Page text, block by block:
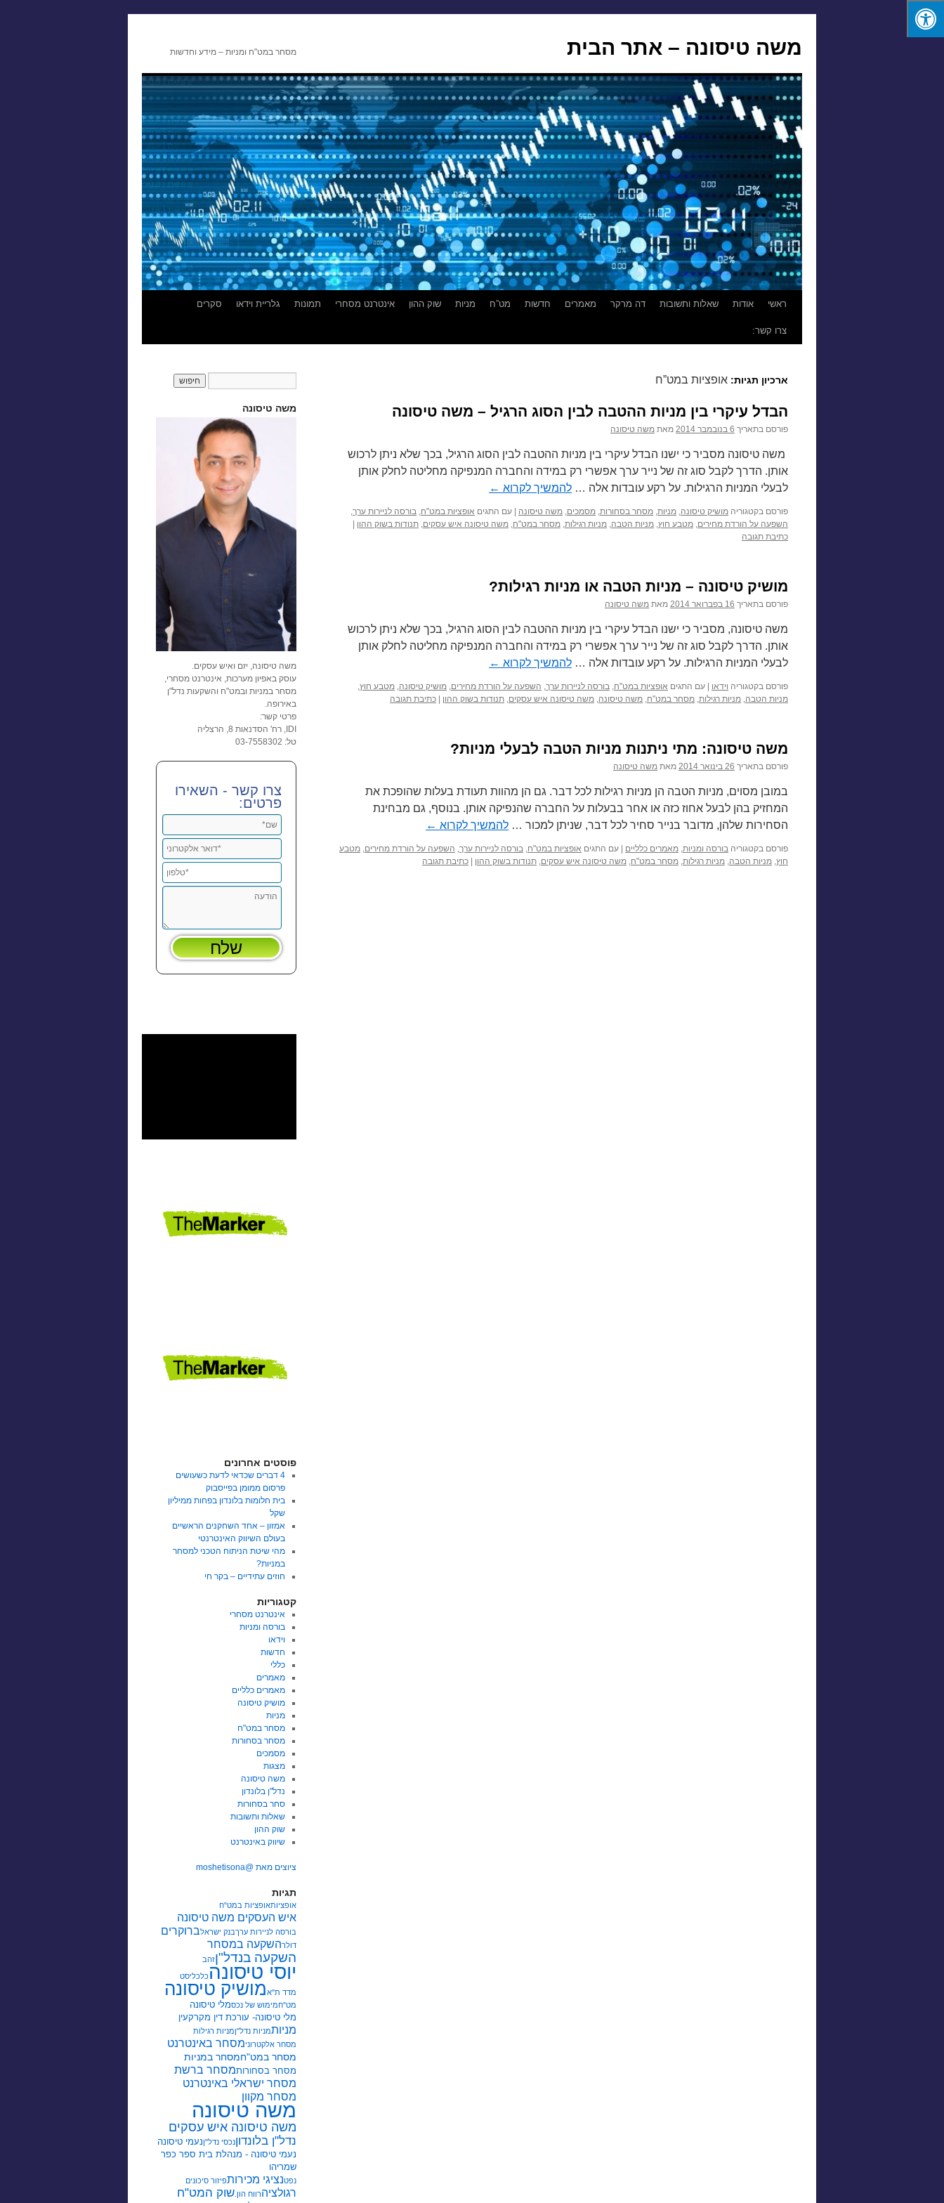
משה טיסונה – אתר הבית מסחר במט"ח ומניות – מידע וחדשות
לדלג
לתוכן
ראשי אודות שאלות ותשובות דה מרקר מאמרים חדשות מט”ח מניות שוק ההון אינטרנט מסחרי תמונות גלריית וידאו סקרים
צרו קשר:
ארכיון תגיות: אופציות במט”ח
הבדל עיקרי בין מניות ההטבה לבין הסוג הרגיל – משה טיסונה
פורסם בתאריך 6 בנובמבר 2014 מאת משה טיסונה
משה טיסונה מסביר כי ישנו הבדל עיקרי בין מניות ההטבה לבין הסוג הרגיל, בכך שלא ניתן לרכוש
אותן. הדרך לקבל סוג זה של נייר ערך אפשרי רק במידה והחברה המנפיקה מחליטה לחלק אותן
לבעלי המניות הרגילות. על רקע עובדות אלה … להמשיך לקרוא ←
פורסם בקטגוריה מושיק טיסונה, מניות, מסחר בסחורות, מסמכים, משה טיסונה עם התגים אופציות במט"ח, בורסה לניירות ערך,
השפעה על הורדת מחירים, מטבע חוץ, מניות הטבה, מניות רגילות, מסחר במט"ח, משה טיסונה איש עסקים, תנודות בשוק ההון
כתיבת תגובה
מושיק טיסונה – מניות הטבה או מניות רגילות?
פורסם בתאריך 16 בפברואר 2014 מאת משה טיסונה
משה טיסונה, מסביר כי ישנו הבדל עיקרי בין מניות ההטבה לבין הסוג הרגיל, בכך שלא ניתן לרכוש
אותן. הדרך לקבל סוג זה של נייר ערך אפשרי רק במידה והחברה המנפיקה מחליטה לחלק אותן
לבעלי המניות הרגילות. על רקע עובדות אלה … להמשיך לקרוא ←
פורסם בקטגוריה וידאו עם התגים אופציות במט"ח, בורסה לניירות ערך, השפעה על הורדת מחירים, מושיק טיסונה, מטבע חוץ,
מניות הטבה, מניות רגילות, מסחר במט"ח, משה טיסונה, משה טיסונה איש עסקים, תנודות בשוק ההון כתיבת תגובה
משה טיסונה: מתי ניתנות מניות הטבה לבעלי מניות?
פורסם בתאריך 26 בינואר 2014 מאת משה טיסונה
במובן מסוים, מניות הטבה הן מניות רגילות לכל דבר. גם הן מהוות תעודת בעלות שהופכת את
המחזיק בהן לבעל אחוז כזה או אחר בבעלות על החברה שהנפיקה אותן. בנוסף, גם מבחינת
הסחירות שלהן, מדובר בנייר סחיר לכל דבר, שניתן למכור … להמשיך לקרוא ←
פורסם בקטגוריה בורסה ומניות, מאמרים כלליים עם התגים אופציות במט"ח, בורסה לניירות ערך, השפעה על הורדת מחירים, מטבע
חוץ, מניות הטבה, מניות רגילות, מסחר במט"ח, משה טיסונה איש עסקים, תנודות בשוק ההון כתיבת תגובה
משה טיסונה
משה טיסונה, יזם ואיש עסקים.
עוסק באפיון מערכות, אינטרנט מסחרי,
מסחר במניות ובמט"ח והשקעות נדל"ן
באירופה.
פרטי קשר:
IDI, רח' הסדנאות 8, הרצליה
טל: 03-7558302
צרו קשר - השאירו
פרטים:
פוסטים אחרונים
4 דברים שכדאי לדעת כשעושים
פרסום ממומן בפייסבוק
בית חלומות בלונדון בפחות ממיליון
שקל
אמזון – אחד השחקנים הראשיים
בעולם השיווק האינטרנטי
מהי שיטת הניתוח הטכני למסחר
במניות?
חוזים עתידיים – בקר חי
קטגוריות
אינטרנט מסחרי
בורסה ומניות
וידאו
חדשות
כללי
מאמרים
מאמרים כלליים
מושיק טיסונה
מניות
מסחר במט"ח
מסחר בסחורות
מסמכים
מצגות
משה טיסונה
נדל"ן בלונדון
סחר בסחורות
שאלות ותשובות
שוק ההון
שיווק באינטרנט
ציוצים מאת @moshetisona
תגיות
אופציותאופציות במט"ח
איש העסקים משה טיסונה
בורסה לניירות ערךבנק ישראלברוקרים
דולרהשקעה במסחר
השקעה בנדל"ןזהב
יוסי טיסונהכלכליסט
מדד ת"אמושיק טיסונה
מט"חמימוש של נכסמלי טיסונה
מלי טיסונה- עורכת דין מקרקעין
מניותמניות נדל"ןמניות רגילות
מסחר אלקטרונימסחר באינטרנט
מסחר במט"חמסחר במניות
מסחר בסחורותמסחר ברשת
מסחר ישראלי באינטרנט
מסחר מקוון
משה טיסונה
משה טיסונה איש עסקים
נדל"ן בלונדוןנכסי נדל"ןנעמי טיסונה
נעמי טיסונה - מנהלת בית ספר כפר
שמריהו
נפטנציגי מכירותפיזור סיכונים
רגולציהרווח הון. שוק המט"ח